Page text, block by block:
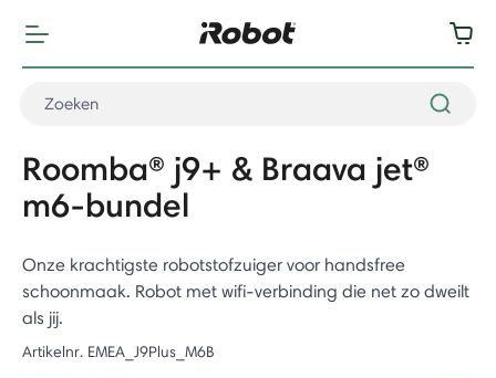
Roomba® j9+ & Braava jet®
m6-bundel
Onze krachtigste robotstofzuiger voor handsfree
schoonmaak. Robot met wifi-verbinding die net zo dweilt
als jij.
Artikelnr. EMEA_J9Plus_M6B